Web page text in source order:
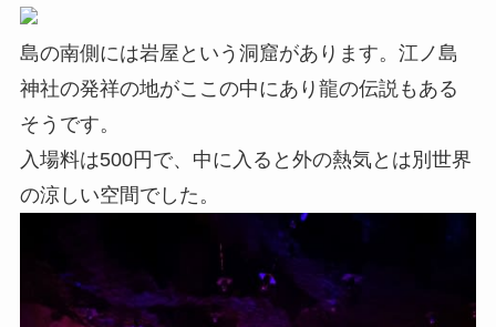
島の南側には岩屋という洞窟があります。江ノ島
神社の発祥の地がここの中にあり龍の伝説もある
そうです。
入場料は500円で、中に入ると外の熱気とは別世界
の涼しい空間でした。